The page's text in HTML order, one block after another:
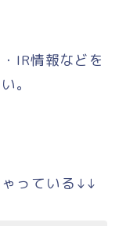
IR情報などを
。
っている↓↓